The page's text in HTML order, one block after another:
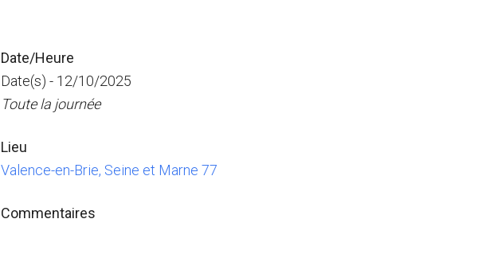
Date/Heure
Date(s) - 12/10/2025
Toute la journée
Lieu
Valence-en-Brie, Seine et Marne 77
Commentaires